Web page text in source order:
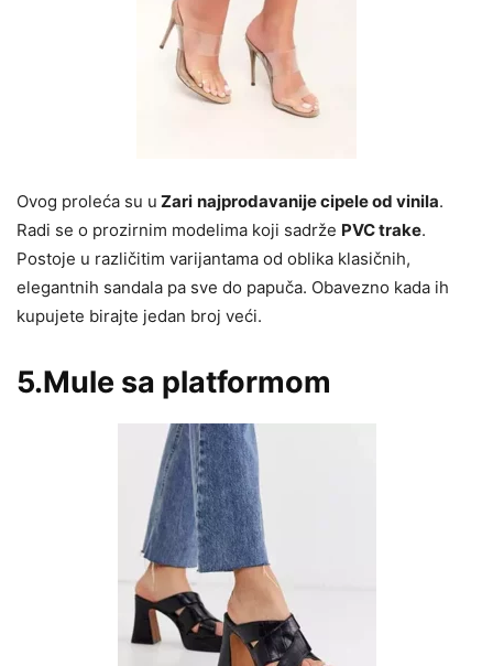
Ovog proleća su u Zari najprodavanije cipele od vinila.
Radi se o prozirnim modelima koji sadrže PVC trake.
Postoje u različitim varijantama od oblika klasičnih,
elegantnih sandala pa sve do papuča. Obavezno kada ih
kupujete birajte jedan broj veći.
5.Mule sa platformom